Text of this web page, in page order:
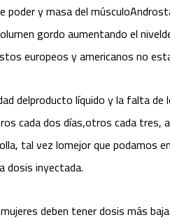
poder y masa del
gordo aumentando el
europeos y americanos no
delproducto líquido y la falta de
cada dos días,otros cada
tal vez lomejor que podamos
dosis inyectada.
deben tener dosis más